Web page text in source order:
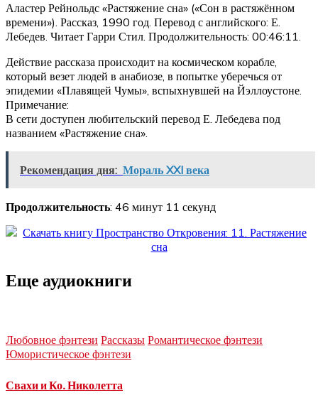
Аластер Рейнольдс «Растяжение сна» («Сон в растяжённом
времени»). Рассказ, 1990 год. Перевод с английского: Е.
Лебедев. Читает Гарри Стил. Продолжительность: 00:46:11.
Действие рассказа происходит на космическом корабле,
который везет людей в анабиозе, в попытке уберечься от
эпидемии «Плавящей Чумы», вспыхнувшей на Йэллоустоне.
Примечание:
В сети доступен любительский перевод Е. Лебедева под
названием «Растяжение сна».
Рекомендация дня: Мораль XXI века
Продолжительность: 46 минут 11 секунд
Еще аудиокниги
Любовное фэнтези Рассказы Романтическое фэнтези
Юмористическое фэнтези
Свахи и Ко. Николетта